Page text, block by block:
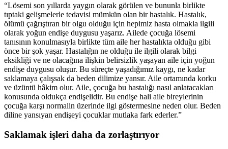
“Lösemi son yıllarda yaygın olarak görülen ve bununla birlikte
tıptaki gelişmelerle tedavisi mümkün olan bir hastalık. Hastalık,
ölümü çağrıştıran bir olgu olduğu için hepimiz hasta olmakla ilgili
olarak yoğun endişe duygusu yaşarız. Ailede çocuğa lösemi
tanısının konulmasıyla birlikte tüm aile her hastalıkta olduğu gibi
önce bir şok yaşar. Hastalığın ne olduğu ile ilgili olarak bilgi
eksikliği ve ne olacağına ilişkin belirsizlik yaşayan aile için yoğun
endişe duygusu oluşur. Bu süreçte yaşadığımız kaygı, ne kadar
saklamaya çalışsak da beden dilimize yansır. Aile ortamında korku
ve üzüntü hâkim olur. Aile, çocuğa bu hastalığı nasıl anlatacakları
konusunda oldukça endişelidir. Bu endişe hali aile bireylerinin
çocuğa karşı normalin üzerinde ilgi göstermesine neden olur. Beden
diline yansıyan endişeyi çocuklar mutlaka fark ederler.”
Saklamak işleri daha da zorlaştırıyor